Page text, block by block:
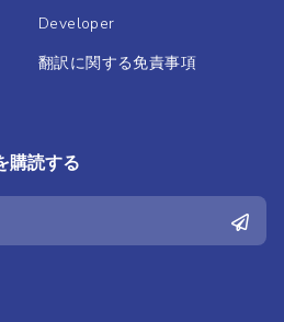
Developer
翻訳に関する免責事項
購読する